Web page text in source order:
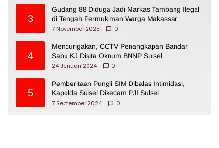
3
Gudang 88 Diduga Jadi Markas Tambang Ilegal
di Tengah Permukiman Warga Makassar
7 November 2025
0
4
Mencurigakan, CCTV Penangkapan Bandar
Sabu KJ Disita Oknum BNNP Sulsel
24 Januari 2024
0
5
Pemberitaan Pungli SIM Dibalas Intimidasi,
Kapolda Sulsel Dikecam PJI Sulsel
7 September 2024
0